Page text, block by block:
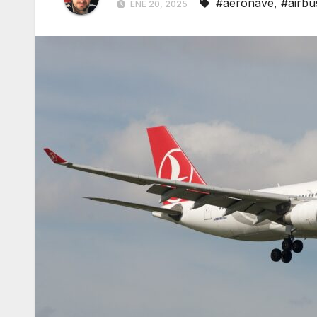
ENE 20, 2025 #aeronave,